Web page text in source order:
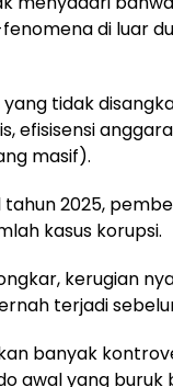
di luar
tidak
efisisensi
masif).
2025,
kasus korupsi.
kerugian
terjadi
banyak
awal yang buruk